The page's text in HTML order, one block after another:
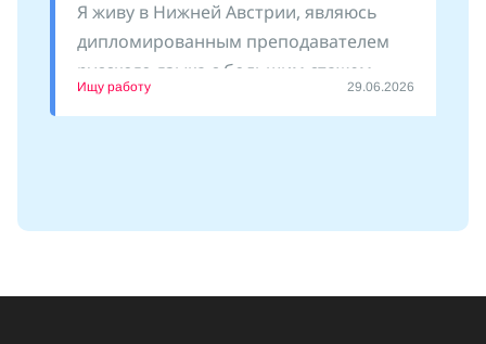
Я живу в Нижней Австрии, являюсь
дипломированным преподавателем
русского языка с большим стажем
преподавания как
Ищу работу 29.06.2026